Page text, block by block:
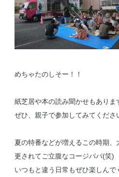
めちゃたのしそー！！
紙芝居や本の読み聞かせもありま
ぜひ、親子で参加してみてくださ
夏の特番などが増えるこの時期
更されてご立腹なコージパパ(笑)
いつもと違う日常もぜひ楽しんで